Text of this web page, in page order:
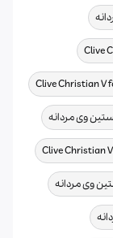
,
,
,
وی مردانه ,
,
وی مردانه ,
,